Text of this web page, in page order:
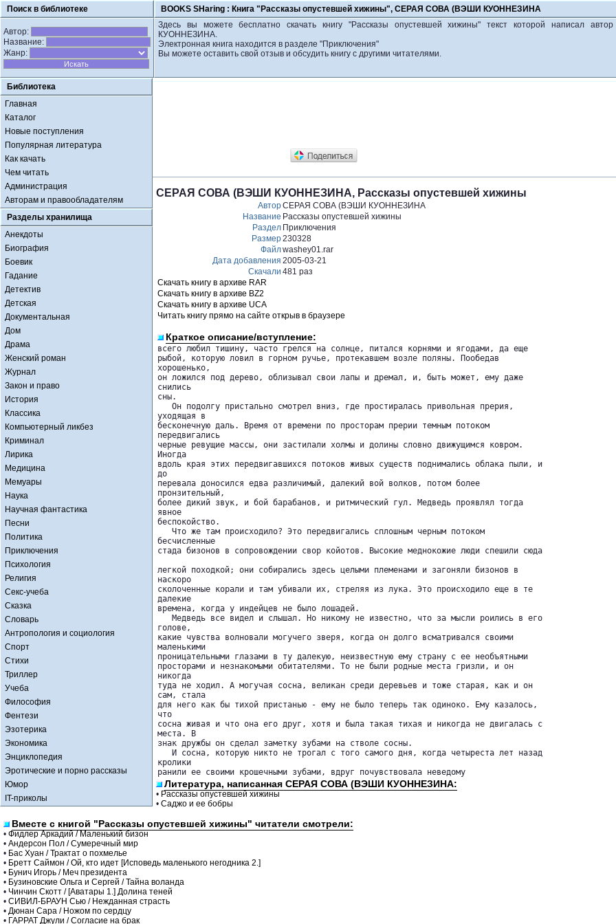
Поиск в библиотеке BOOKS SHaring : Книга "Рассказы опустевшей хижины", СЕРАЯ СОВА (ВЭШИ КУОННЕЗИНА
Автор:
Название:
Жанр:
Здесь вы можете бесплатно скачать книгу "Рассказы опустевшей хижины" текст которой написал
КУОННЕЗИНА.
Электронная книга находится в разделе "Приключения"
Вы можете оставить свой отзыв и обсудить книгу с другими читателями.
Библиотека
Главная
Каталог
Новые поступления
Популярная литература
Как качать
Чем читать
Администрация
Авторам и правообладателям
Разделы хранилища
Анекдоты
Биография
Боевик
Гадание
Детектив
Детская
Документальная
Дом
Драма
Женский роман
Журнал
Закон и право
История
Классика
Компьютерный ликбез
Криминал
Лирика
Медицина
Мемуары
Наука
Научная фантастика
Песни
Политика
Приключения
Психология
Религия
Секс-учеба
Сказка
Словарь
Антропология и социология
Спорт
Стихи
Триллер
Учеба
Философия
Фентези
Эзотерика
Экономика
Энциклопедия
Эротические и порно рассказы
Юмор
IT-приколы
СЕРАЯ СОВА (ВЭШИ КУОННЕЗИНА, Рассказы опустевшей хижины
АвторСЕРАЯ СОВА (ВЭШИ КУОННЕЗИНА
Название Рассказы опустевшей хижины
Раздел Приключения
Размер230328
Файлwashey01.rar
Дата добавления 2005-03-21
Скачали 481 раз
Скачать книгу в архиве RAR
Скачать книгу в архиве BZ2
Скачать книгу в архиве UCA
Читать книгу прямо на сайте открыв в браузере
Краткое описание/вступление:
всего любил тишину, часто грелся на солнце, питался корнями и ягодами, да еще
рыбой, которую ловил в горном ручье, протекавшем возле поляны. Пообедав
хорошенько,
он ложился под дерево, облизывал свои лапы и дремал, и, быть может, ему даже
снились
сны.
   Он подолгу пристально смотрел вниз, где простиралась привольная прерия,
уходящая в
бесконечную даль. Время от времени по просторам прерии темным потоком
передвигались
черные ревущие массы, они застилали холмы и долины словно движущимся ковром.
Иногда
вдоль края этих передвигавшихся потоков живых существ поднимались облака пыли, и
до
перевала доносился едва различимый, далекий вой волков, потом более
пронзительный,
более дикий звук, и бой барабанов, и ритмический гул. Медведь проявлял тогда
явное
беспокойство.
   Что же там происходило? Это передвигались сплошным черным потоком
бесчисленные
стада бизонов в сопровождении свор койотов. Высокие меднокожие люди спешили сюда
легкой походкой; они собирались здесь целыми племенами и загоняли бизонов в
наскоро
сколоченные корали и там убивали их, стреляя из лука. Это происходило еще в те
далекие
времена, когда у индейцев не было лошадей.
   Медведь все видел и слышал. Но никому не известно, что за мысли роились в его
голове,
какие чувства волновали могучего зверя, когда он долго всматривался своими
маленькими
проницательными глазами в ту далекую, неизвестную ему страну с ее необъятными
просторами и незнакомыми обитателями. То не были родные места гризли, и он
никогда
туда не ходил. А могучая сосна, великан среди деревьев и тоже старая, как и он
сам, стала
для него как бы тихой пристанью - ему не было теперь так одиноко. Ему казалось,
что
сосна живая и что она его друг, хотя и была такая тихая и никогда не двигалась с
места. В
знак дружбы он сделал заметку зубами на стволе сосны.
   И сосна, которую никто не трогал с того самого дня, когда четыреста лет назад
кролики
ранили ее своими крошечными зубами, вдруг почувствовала неведому
Литература, написанная СЕРАЯ СОВА (ВЭШИ КУОННЕЗИНА:
• Рассказы опустевшей хижины
• Саджо и ее бобры
Вместе с книгой "Рассказы опустевшей хижины" читатели смотрели:
• Фидлер Аркадий / Маленький бизон
• Андерсон Пол / Сумеречный мир
• Бас Хуан / Трактат о похмелье
• Бретт Саймон / Ой, кто идет [Исповедь маленького негодника 2.]
• Бунич Игорь / Меч президента
• Бузиновские Ольга и Сергей / Тайна воланда
• Чинчин Скотт / [Аватары 1.] Долина теней
• СИВИЛ-БРАУН Сью / Нежданная страсть
• Дюнан Сара / Ножом по сердцу
• ГАРРАТ Джули / Согласие на брак